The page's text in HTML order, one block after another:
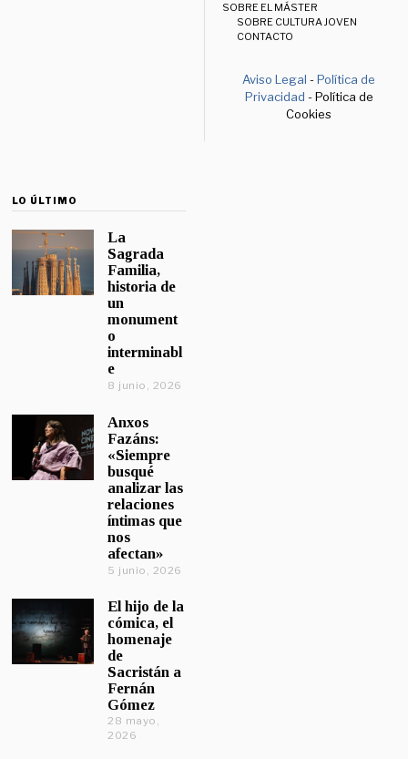
SOBRE EL MÁSTER
SOBRE CULTURA JOVEN
CONTACTO
Aviso Legal -Política de
Privacidad - Política de
Cookies
LO ÚLTIMO
La
Sagrada
Familia,
historia de
un
monument
o
interminabl
e
8 junio, 2026
Anxos
Fazáns:
«Siempre
busqué
analizar las
relaciones
íntimas que
nos
afectan»
5 junio, 2026
El hijo de la
cómica, el
homenaje
de
Sacristán a
Fernán
Gómez
28 mayo,
2026